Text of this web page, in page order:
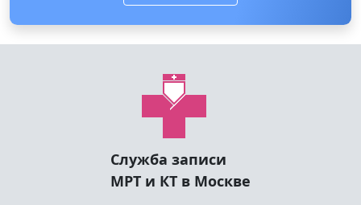
Служба записи
МРТ и КТ в Москве